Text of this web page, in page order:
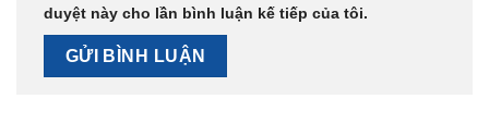
duyệt này cho lần bình luận kế tiếp của tôi.